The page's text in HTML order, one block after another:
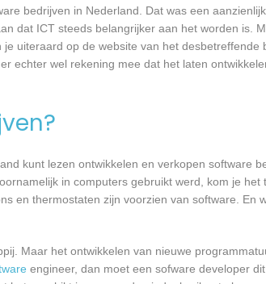
bedrijven in Nederland. Dat was een
dat ICT steeds belangrijker aan het worden is.
uiteraard op de website van het desbetreffende
echter wel rekening mee dat het laten
kunt lezen ontwikkelen en verkopen software
in computers gebruikt werd, kom je
en thermostaten zijn voorzien van software. En
Maar het ontwikkelen van nieuwe
engineer, dan moet een sofware developer